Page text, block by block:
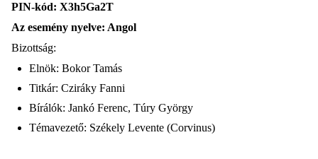
PIN-kód: X3h5Ga2T
Az esemény nyelve: Angol
Bizottság:
Elnök: Bokor Tamás
Titkár: Cziráky Fanni
Bírálók: Jankó Ferenc, Túry György
Témavezető: Székely Levente (Corvinus)